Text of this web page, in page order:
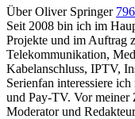
Über Oliver Springer
Seit 2008 bin ich im
Projekte und im Auftrag
Telekommunikation,
Kabelanschluss, IPTV,
Serienfan interessiere
und Pay-TV. Vor meiner
Moderator und